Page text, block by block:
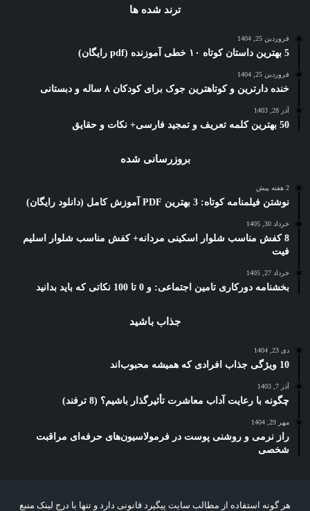
ترند شده ها
فروردین 25, 1404
5 بهترین داستان کوتاه ۱۰ خطی آموزنده (pdf رایگان)
فروردین 25, 1404
خنده دارترین و کوتاهترین جوک برای کودکان ۸ ساله و دبستانی
آذر 28, 1403
50 بهترین کلمه تعریف و تمجید فارسی+ نکات و حقایق
بروزرسانی شده
2 هفته پیش
نوشتن فیلمنامه کوتاه: 3 بهترین PDF آموزش کامل (دانلود رایگان)
خرداد 30, 1405
8 کفش مناسب شلوار اسکینی مردانه+ کفش مناسب شلوار اسلیم
فیت
خرداد 27, 1405
بخشنامه دورکاری تامین اجتماعی: و 0 تا 100 نکاتی که باید بدانید
جذاب باشید
دی 23, 1404
10 ویژگی جذاب افرادی که همیشه محبوب‌اند
آذر 7, 1403
چگونه با رعایت آداب معاشرت تأثیرگذار باشیم؟ (8 ترفند)
مهر 29, 1404
راز نرمی و روشنی پوست در فرمولاسیون‌های حرفه‌ای مراقبت
شخصی
هر گونه استفاده از مطالب سایت پیگیرد قانونی دارد و تنها با درج لینک منبع